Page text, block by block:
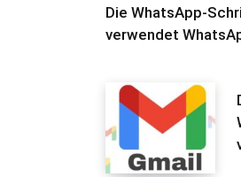
Die WhatsApp-
verwendet